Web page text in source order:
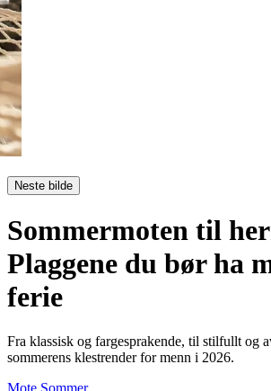
Neste bilde
Sommermoten til
Plaggene du bør ha
ferie
Fra klassisk og fargesprakende, til stilfullt og
sommerens klestrender for menn i 2026.
Mote Sommer